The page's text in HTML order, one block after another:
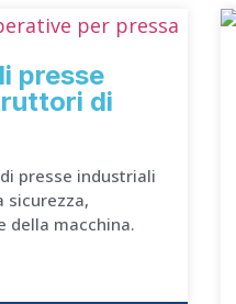
presse
di
presse industriali
sicurezza,
della macchina.